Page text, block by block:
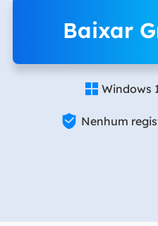
Baixar
 Windows
 Nenhum